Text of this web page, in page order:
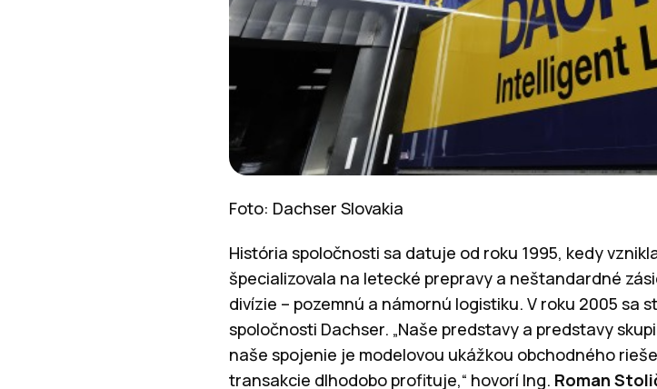
Foto: Dachser Slovakia
História spoločnosti sa datuje od roku 1995, kedy
špecializovala na letecké prepravy a neštandardné
divízie – pozemnú a námornú logistiku. V roku 2005 sa
spoločnosti Dachser. „Naše predstavy a predstavy
naše spojenie je modelovou ukážkou obchodného
transakcie dlhodobo profituje,“ hovorí Ing. Roman